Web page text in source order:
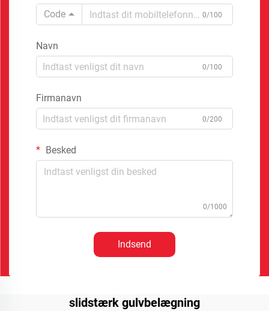
Code
0/100
Navn
0/100
Firmanavn
0/200
Besked
0/1000
Indsend
slidstærk gulvbelægning